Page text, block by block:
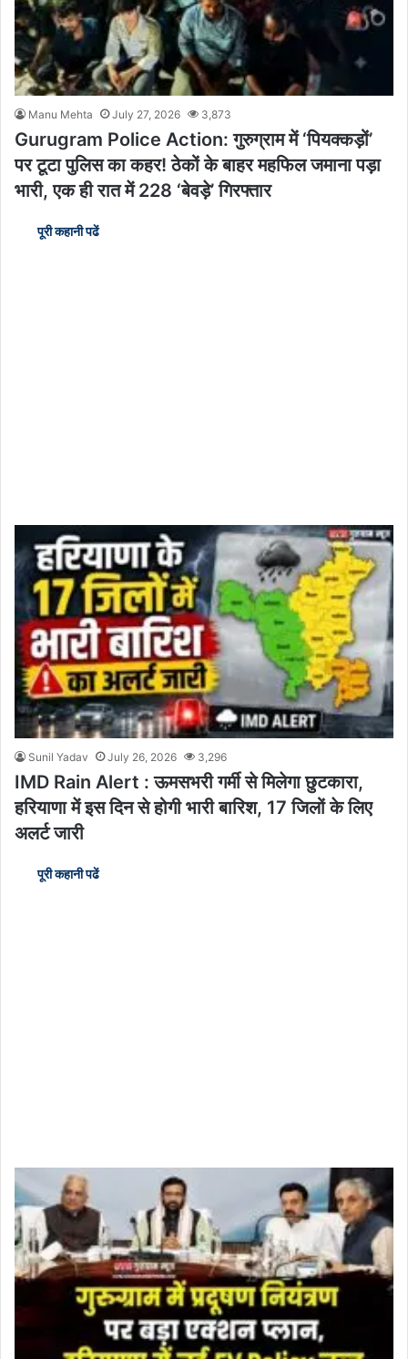
Manu Mehta July 27, 2026 3,873
Gurugram Police Action: गुरुग्राम में ‘पियक्कड़ों’
पर टूटा पुलिस का कहर! ठेकों के बाहर महफिल जमाना पड़ा
भारी, एक ही रात में 228 ‘बेवड़े’ गिरफ्तार
पूरी कहानी पढें
Sunil Yadav July 26, 2026 3,296
IMD Rain Alert : ऊमसभरी गर्मी से मिलेगा छुटकारा,
हरियाणा में इस दिन से होगी भारी बारिश, 17 जिलों के लिए
अलर्ट जारी
पूरी कहानी पढें